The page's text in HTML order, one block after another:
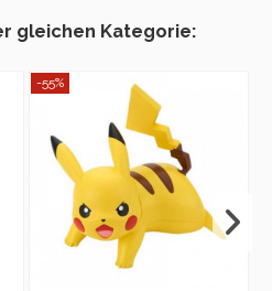
gleichen Kategorie:
-55%